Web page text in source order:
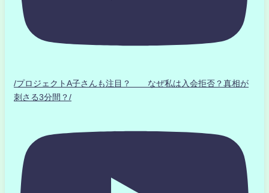
/プロジェクトA子さんも注目？ なぜ私は入会拒否？真相が
刺さる3分間？/